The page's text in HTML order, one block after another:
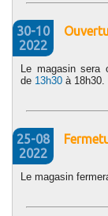
30-10
2022
Le magasin sera
de 13h30 à 18h30.
25-08
2022
Le magasin